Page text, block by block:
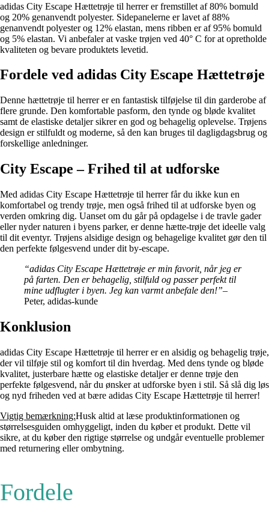
adidas City Escape Hættetrøje til herrer er fremstillet af 80% bomuld
og 20% genanvendt polyester. Sidepanelerne er lavet af 88%
genanvendt polyester og 12% elastan, mens ribben er af 95% bomuld
og 5% elastan. Vi anbefaler at vaske trøjen ved 40° C for at opretholde
kvaliteten og bevare produktets levetid.
Fordele ved adidas City Escape Hættetrøje
Denne hættetrøje til herrer er en fantastisk tilføjelse til din garderobe af
flere grunde. Den komfortable pasform, den tynde og bløde kvalitet
samt de elastiske detaljer sikrer en god og behagelig oplevelse. Trøjens
design er stilfuldt og moderne, så den kan bruges til dagligdagsbrug og
forskellige anledninger.
City Escape – Frihed til at udforske
Med adidas City Escape Hættetrøje til herrer får du ikke kun en
komfortabel og trendy trøje, men også frihed til at udforske byen og
verden omkring dig. Uanset om du går på opdagelse i de travle gader
eller nyder naturen i byens parker, er denne hætte-trøje det ideelle valg
til dit eventyr. Trøjens alsidige design og behagelige kvalitet gør den til
den perfekte følgesvend under dit by-escape.
“adidas City Escape Hættetrøje er min favorit, når jeg er
på farten. Den er behagelig, stilfuld og passer perfekt til
mine udflugter i byen. Jeg kan varmt anbefale den!”–
Peter, adidas-kunde
Konklusion
adidas City Escape Hættetrøje til herrer er en alsidig og behagelig trøje,
der vil tilføje stil og komfort til din hverdag. Med dens tynde og bløde
kvalitet, justerbare hætte og elastiske detaljer er denne trøje den
perfekte følgesvend, når du ønsker at udforske byen i stil. Så slå dig løs
og nyd friheden ved at bære adidas City Escape Hættetrøje til herrer!
Vigtig bemærkning:Husk altid at læse produktinformationen og
størrelsesguiden omhyggeligt, inden du køber et produkt. Dette vil
sikre, at du køber den rigtige størrelse og undgår eventuelle problemer
med returnering eller ombytning.
Fordele